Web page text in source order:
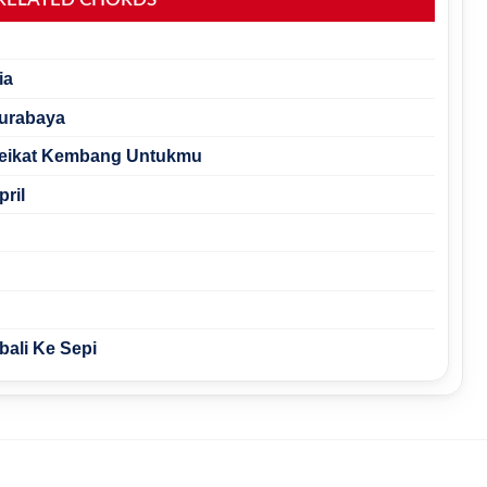
Kembang Untukmu
Ke Sepi